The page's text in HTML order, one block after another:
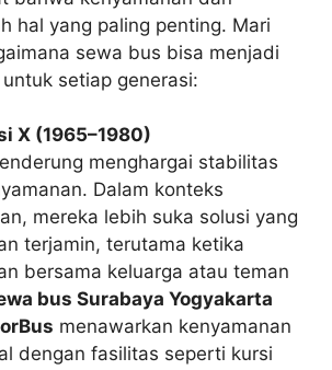
hal yang paling penting. Mari
sewa bus bisa menjadi
setiap generasi:
X (1965–1980)
menghargai stabilitas
Dalam konteks
mereka lebih suka solusi yang
terjamin, terutama ketika
bersama keluarga atau teman
bus Surabaya Yogyakarta
menawarkan kenyamanan
dengan fasilitas seperti kursi